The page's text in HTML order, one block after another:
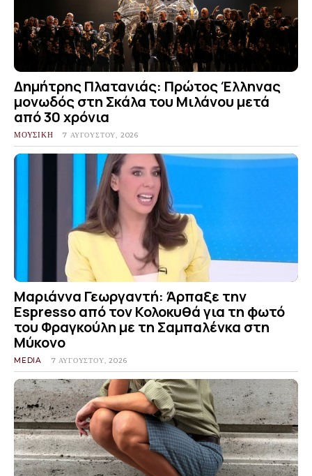
Δημήτρης Πλατανιάς: Πρώτος Έλληνας
μονωδός στη Σκάλα του Μιλάνου μετά
από 30 χρόνια
ΜΟΥΣΙΚΗ 7 ΑΥΓΟΎΣΤΟΥ, 2026
Μαριάννα Γεωργαντή: Άρπαξε την
Espresso από τον Κολοκυθά για τη φωτό
του Φραγκούλη με τη Σαμπαλένκα στη
Μύκονο
MEDIA 7 ΑΥΓΟΎΣΤΟΥ, 2026